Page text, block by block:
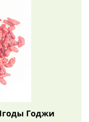
Годжи